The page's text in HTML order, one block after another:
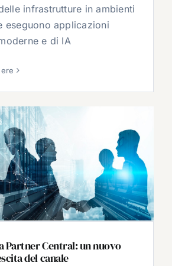
infrastrutture in ambienti
eseguono applicazioni
e di IA
Partner Central: un nuovo
del canale